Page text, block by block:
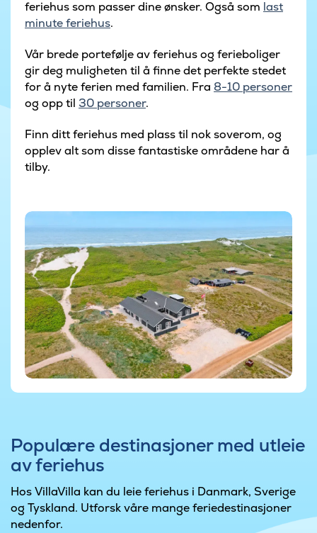
feriehus som passer dine ønsker. Også som last
minute feriehus.
Vår brede portefølje av feriehus og ferieboliger
gir deg muligheten til å finne det perfekte stedet
for å nyte ferien med familien. Fra 8-10 personer
og opp til 30 personer.
Finn ditt feriehus med plass til nok soverom, og
opplev alt som disse fantastiske områdene har å
tilby.
Populære destinasjoner med utleie
av feriehus
Hos VillaVilla kan du leie feriehus i Danmark, Sverige
og Tyskland. Utforsk våre mange feriedestinasjoner
nedenfor.